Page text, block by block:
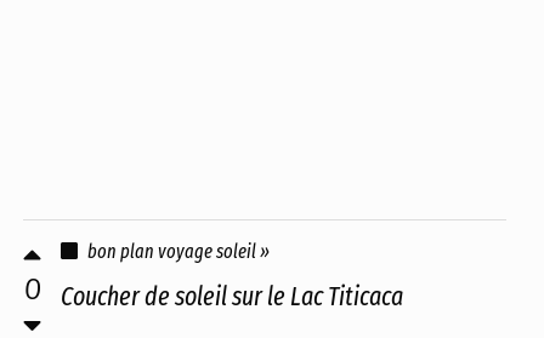
0
bon plan voyage soleil »
Coucher de soleil sur le Lac Titicaca